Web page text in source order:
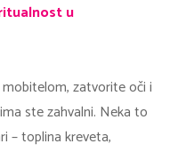
u
zatvorite oči i
ste zahvalni. Neka to
– toplina kreveta,